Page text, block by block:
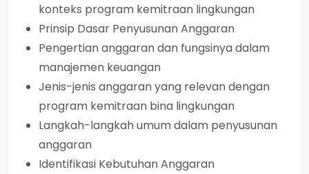
konteks program kemitraan lingkungan
Prinsip Dasar Penyusunan Anggaran
Pengertian anggaran dan fungsinya dalam
manajemen keuangan
Jenis-jenis anggaran yang relevan dengan
program kemitraan bina lingkungan
Langkah-langkah umum dalam penyusunan
anggaran
Identifikasi Kebutuhan Anggaran